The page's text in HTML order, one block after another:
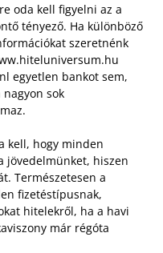
oda kell figyelni az a
tényező. Ha különböző
szeretnénk
egyetlen bankot sem,
sok
kell, hogy minden
jövedelmünket, hiszen
Természetesen a
fizetéstípusnak,
hitelekről, ha a havi
már régóta